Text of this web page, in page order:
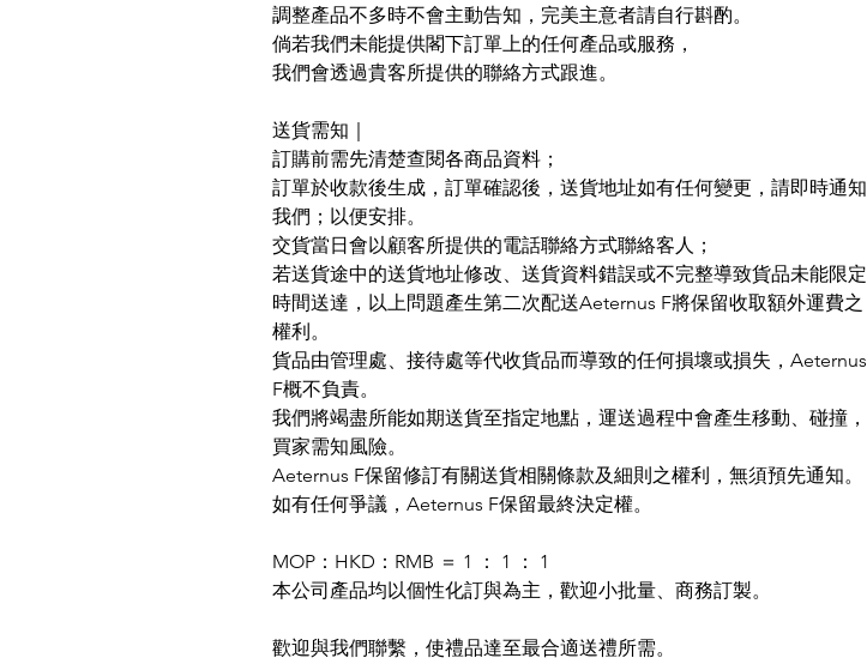
調整產品不多時不會主動告知，完美主意者請自行斟酌。
倘若我們未能提供閣下訂單上的任何產品或服務，
我們會透過貴客所提供的聯絡方式跟進。
送貨需知｜
訂購前需先清楚查閱各商品資料；
訂單於收款後生成，訂單確認後，送貨地址如有任何變更，請即時通知
我們；以便安排。
交貨當日會以顧客所提供的電話聯絡方式聯絡客人；
若送貨途中的送貨地址修改、送貨資料錯誤或不完整導致貨品未能限定
時間送達，以上問題產生第二次配送Aeternus F將保留收取額外運費之
權利。
貨品由管理處、接待處等代收貨品而導致的任何損壞或損失，Aeternus
F概不負責。
我們將竭盡所能如期送貨至指定地點，運送過程中會產生移動、碰撞，
買家需知風險。
Aeternus F保留修訂有關送貨相關條款及細則之權利，無須預先通知。
如有任何爭議，Aeternus F保留最終決定權。
MOP：HKD：RMB ＝ 1 ： 1 ： 1
本公司產品均以個性化訂與為主，歡迎小批量、商務訂製。
歡迎與我們聯繫，使禮品達至最合適送禮所需。